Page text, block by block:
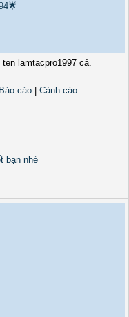
lamtacpro1997 cả.
Báo cáo
Cảnh cáo
bạn nhé